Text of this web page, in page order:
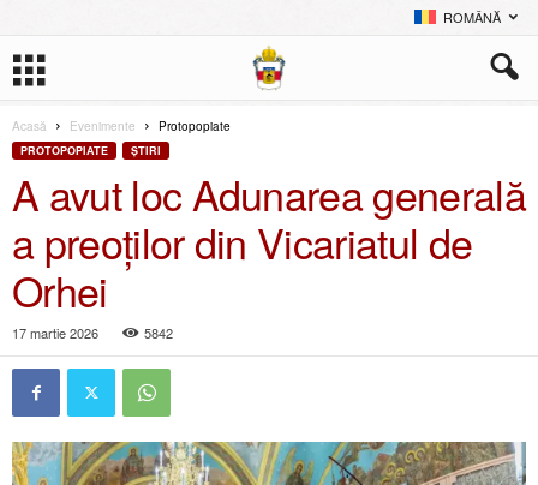
ROMÂNĂ
Acasă Evenimente Protopopiate
PROTOPOPIATE ŞTIRI
A avut loc Adunarea generală
a preoților din Vicariatul de
Orhei
17 martie 2026 5842